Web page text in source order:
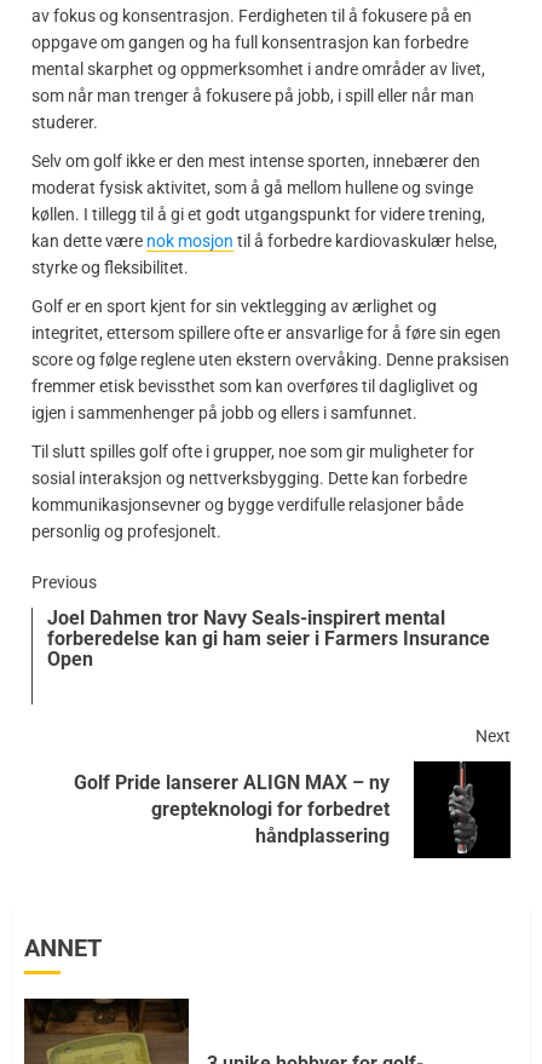
av fokus og konsentrasjon. Ferdigheten til å fokusere på en
oppgave om gangen og ha full konsentrasjon kan forbedre
mental skarphet og oppmerksomhet i andre områder av livet,
som når man trenger å fokusere på jobb, i spill eller når man
studerer.
Selv om golf ikke er den mest intense sporten, innebærer den
moderat fysisk aktivitet, som å gå mellom hullene og svinge
køllen. I tillegg til å gi et godt utgangspunkt for videre trening,
kan dette være nok mosjon til å forbedre kardiovaskulær helse,
styrke og fleksibilitet.
Golf er en sport kjent for sin vektlegging av ærlighet og
integritet, ettersom spillere ofte er ansvarlige for å føre sin egen
score og følge reglene uten ekstern overvåking. Denne praksisen
fremmer etisk bevissthet som kan overføres til dagliglivet og
igjen i sammenhenger på jobb og ellers i samfunnet.
Til slutt spilles golf ofte i grupper, noe som gir muligheter for
sosial interaksjon og nettverksbygging. Dette kan forbedre
kommunikasjonsevner og bygge verdifulle relasjoner både
personlig og profesjonelt.
Previous
Joel Dahmen tror Navy Seals-inspirert mental
forberedelse kan gi ham seier i Farmers Insurance
Open
Next
Golf Pride lanserer ALIGN MAX – ny
grepteknologi for forbedret
håndplassering
ANNET